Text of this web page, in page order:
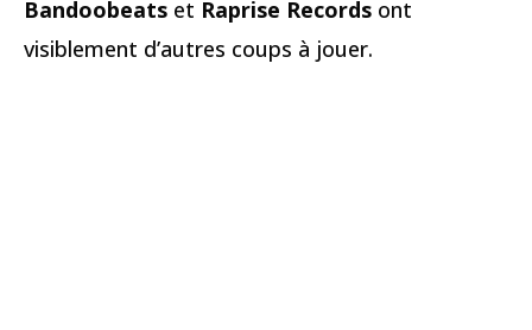
Bandoobeats et Raprise Records ont
visiblement d’autres coups à jouer.